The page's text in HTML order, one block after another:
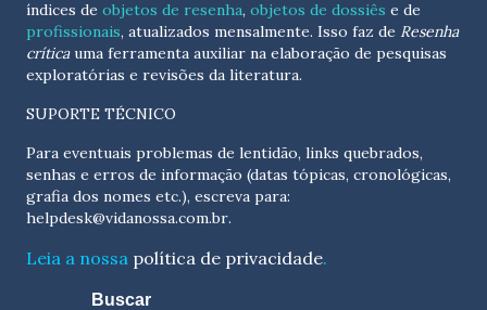
índices de objetos de resenha, objetos de dossiês e de
profissionais, atualizados mensalmente. Isso faz de Resenha
críticauma ferramenta auxiliar na elaboração de pesquisas
exploratórias e revisões da literatura.
SUPORTE TÉCNICO
Para eventuais problemas de lentidão, links quebrados,
senhas e erros de informação (datas tópicas, cronológicas,
helpdesk@vidanossa.com.br.
Leia a nossa política de privacidade.
Buscar